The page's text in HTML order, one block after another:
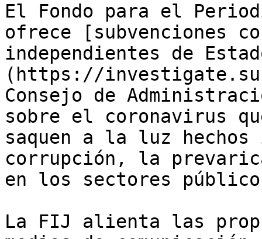
El Fondo para el
ofrece [subvenciones
independientes de
(https://
Consejo de
sobre el coronavirus
saquen a la luz
corrupción, la
en los sectores
La FIJ alienta las